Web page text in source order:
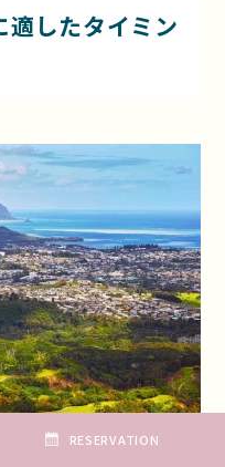
適したタイミン
RESERVATION